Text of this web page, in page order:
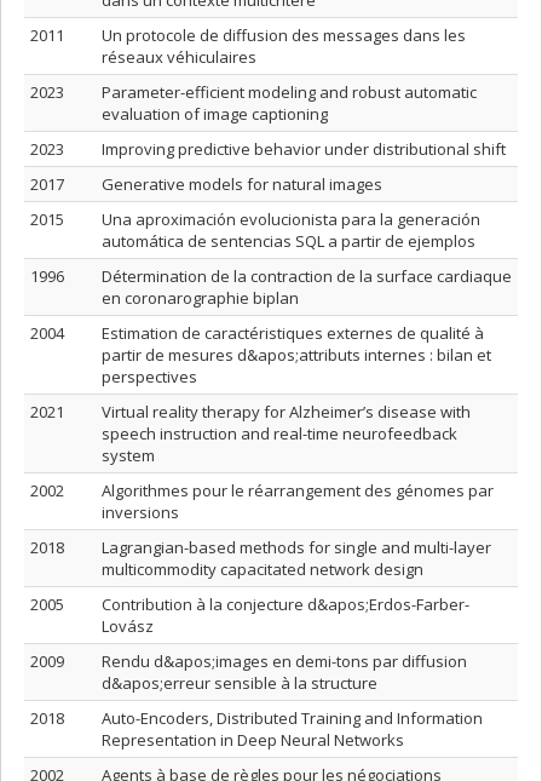
2011
Un protocole de diffusion des messages dans les
réseaux véhiculaires
2023
Parameter-efficient modeling and robust automatic
evaluation of image captioning
2023
Improving predictive behavior under distributional shift
2017
Generative models for natural images
2015
Una aproximación evolucionista para la generación
automática de sentencias SQL a partir de ejemplos
1996
Détermination de la contraction de la surface cardiaque
en coronarographie biplan
2004
Estimation de caractéristiques externes de qualité à
partir de mesures d&apos;attributs internes : bilan et
perspectives
2021
Virtual reality therapy for Alzheimer’s disease with
speech instruction and real-time neurofeedback
system
2002
Algorithmes pour le réarrangement des génomes par
inversions
2018
Lagrangian-based methods for single and multi-layer
multicommodity capacitated network design
2005
Contribution à la conjecture d&apos;Erdos-Farber-
Lovász
2009
Rendu d&apos;images en demi-tons par diffusion
d&apos;erreur sensible à la structure
2018
Auto-Encoders, Distributed Training and Information
Representation in Deep Neural Networks
2002
Agents à base de règles pour les négociations